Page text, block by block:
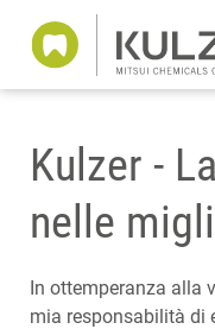
Kulzer -
nelle
In ottemperanza alla
mia responsabilità di